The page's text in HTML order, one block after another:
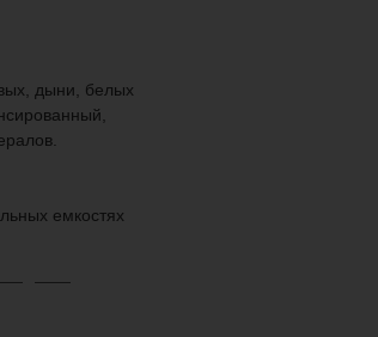
дыни, белых
емкостях